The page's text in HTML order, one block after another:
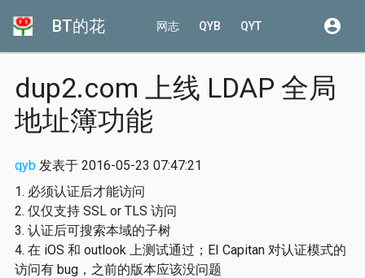
BT的花 网志 QYB QYT account_circle
dup2.com 上线 LDAP 全局
地址簿功能
qyb 发表于 2016-05-23 07:47:21
1. 必须认证后才能访问
2. 仅仅支持 SSL or TLS 访问
3. 认证后可搜索本域的子树
4. 在 iOS 和 outlook 上测试通过；EI Capitan 对认证模式的
访问有 bug，之前的版本应该没问题